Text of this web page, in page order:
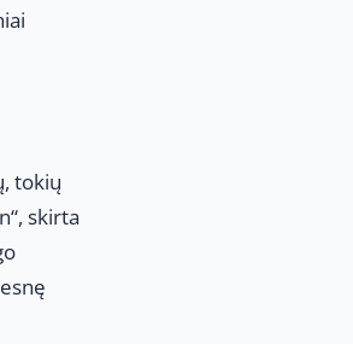
tokių
skirta